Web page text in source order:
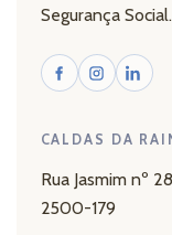
Segurança
CALDAS DA
Rua Jasmim nº 28
2500-179